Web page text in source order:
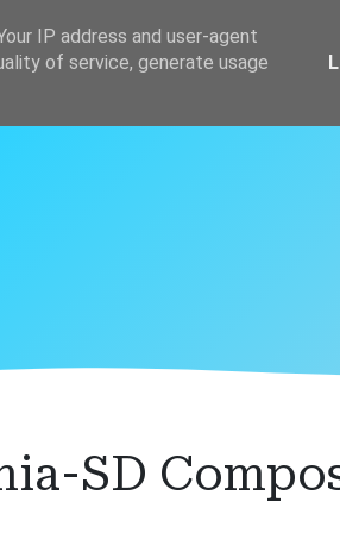
SD
IP address and user-agent
of service, generate usage